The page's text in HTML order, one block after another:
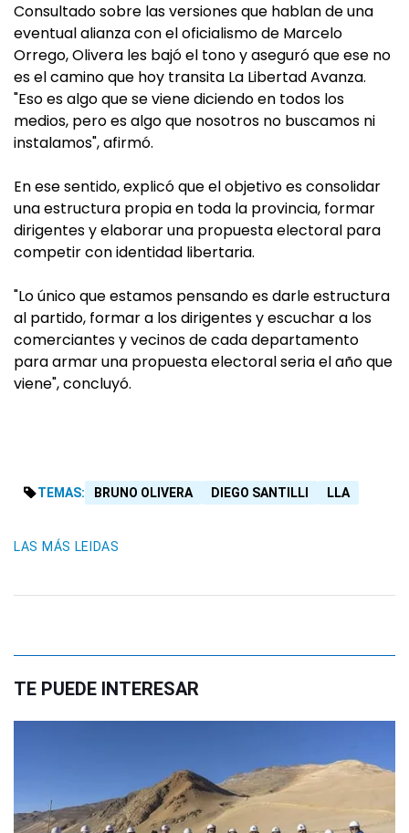
Consultado sobre las versiones que hablan de una
eventual alianza con el oficialismo de Marcelo
Orrego, Olivera les bajó el tono y aseguró que ese no
es el camino que hoy transita La Libertad Avanza.
"Eso es algo que se viene diciendo en todos los
medios, pero es algo que nosotros no buscamos ni
instalamos", afirmó.
En ese sentido, explicó que el objetivo es consolidar
una estructura propia en toda la provincia, formar
dirigentes y elaborar una propuesta electoral para
competir con identidad libertaria.
"Lo único que estamos pensando es darle estructura
al partido, formar a los dirigentes y escuchar a los
comerciantes y vecinos de cada departamento
para armar una propuesta electoral seria el año que
viene", concluyó.
TEMAS: BRUNO OLIVERA DIEGO SANTILLI LLA
LAS MÁS LEIDAS
TE PUEDE INTERESAR